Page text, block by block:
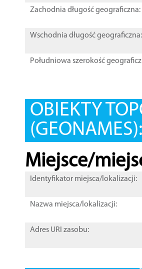
Zachodnia długość geograficzna:
Wschodnia długość geograficzna:
Południowa szerokość
OBIEKTY
(GEONAMES):
Miejsce/
Identyfikator miejsca/lokalizacji:
Nazwa miejsca/lokalizacji:
Adres URI zasobu: